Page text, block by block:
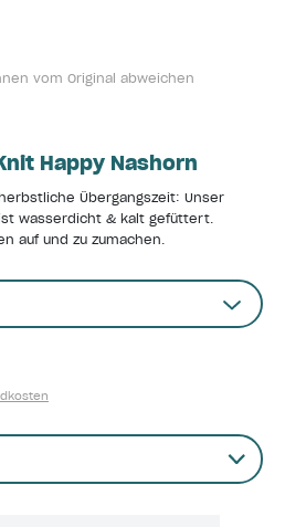
vom Original abweichen
Happy Nashorn
Übergangszeit: Unser
wasserdicht & kalt gefüttert.
auf und zu zumachen.